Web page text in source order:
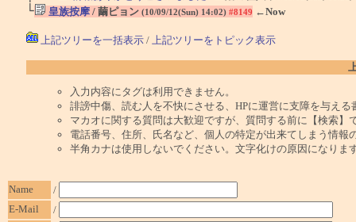
└ 皇族按摩/ 繭ピョン (10/09/12(Sun) 14:02) #8149 ←Now
上記ツリーを一括表示/ 上記ツリーをトピック表示
入力内容にタグは利用できません。
誹謗中傷、読む人を不快にさせる、HPに運営に支障を与え
マカオに関する質問は大歓迎ですが、質問する前に【検索】
電話番号、住所、氏名など、個人の特定が出来てしまう情報
半角カナは使用しないでください。文字化けの原因になりま
Name
/
E-Mail
/